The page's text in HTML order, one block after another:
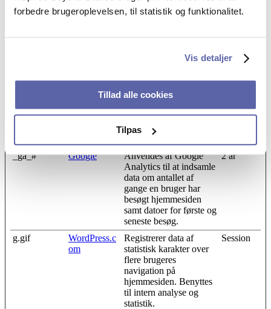
forbedre brugeroplevelsen, til statistik og funktionalitet.
Vis detaljer
Tillad alle cookies
Tilpas
Registrerer et unikt ID,
statistik over hvordan
den besøgende bruger
_ga_# Google
Anvendes af Google
Analytics til at indsamle
data om antallet af
gange en bruger har
besøgt hjemmesiden
samt datoer for første og
seneste besøg.
2 år
g.gif
WordPress.c
om
Registrerer data af
statistisk karakter over
flere brugeres
navigation på
hjemmesiden. Benyttes
til intern analyse og
statistik.
Session